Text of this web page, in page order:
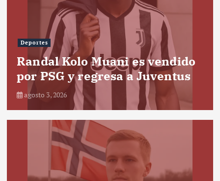
Deportes
Randal Kolo Muani es vendido
por PSG y regresa a Juventus
agosto 3, 2026